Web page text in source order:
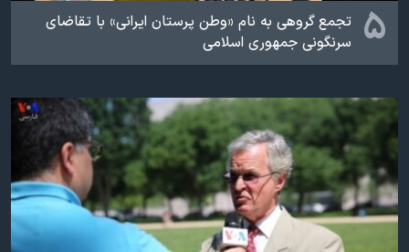
۵ تجمع گروهی به نام «وطن پرستان ایرانی» با تقاضای
سرنگونی جمهوری اسلامی